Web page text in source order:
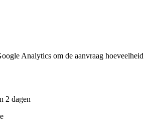
Analytics om de aanvraag hoeveelheid
2 dagen